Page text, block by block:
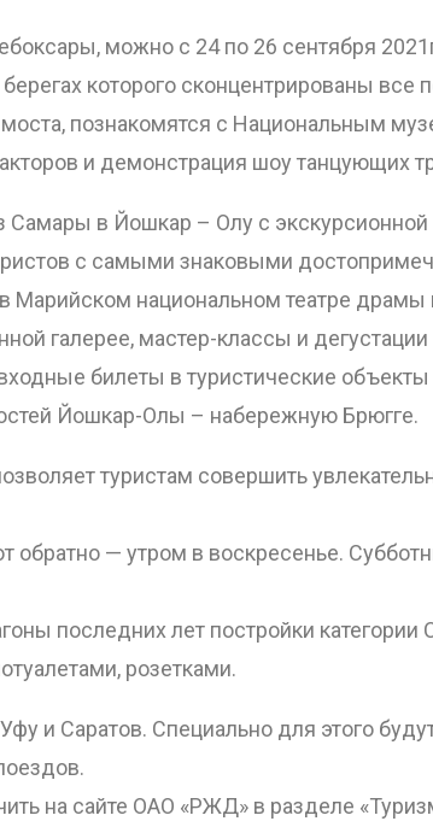
можно с 24 по 26 сентября
которого сконцентрированы
познакомятся с Национальным
и демонстрация шоу танцующих
Самары в Йошкар – Олу с
с самыми знаковыми
Марийском национальном театре
галерее, мастер-классы и
билеты в туристические
Йошкар-Олы – набережную Брюгге.
туристам совершить
— утром в воскресенье.
последних лет постройки
розетками.
и Саратов. Специально для этого
на сайте ОАО «РЖД» в разделе